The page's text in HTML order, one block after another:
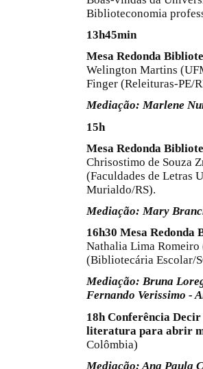
Biblioteconomia
13h45min
Mesa Redonda
Welington Martins
Finger (Releituras-PE/
Mediação: Marlene
15h
Mesa Redonda
Chrisostimo de Souza
(Faculdades de Letras
Murialdo/RS).
Mediação: Mary
16h30 Mesa Redonda
Nathalia Lima
(Bibliotecária Escolar/
Mediação: Bruna
Fernando Verissimo -
18h Conferência
literatura para abrir
Colômbia)
Mediação: Ana Paula